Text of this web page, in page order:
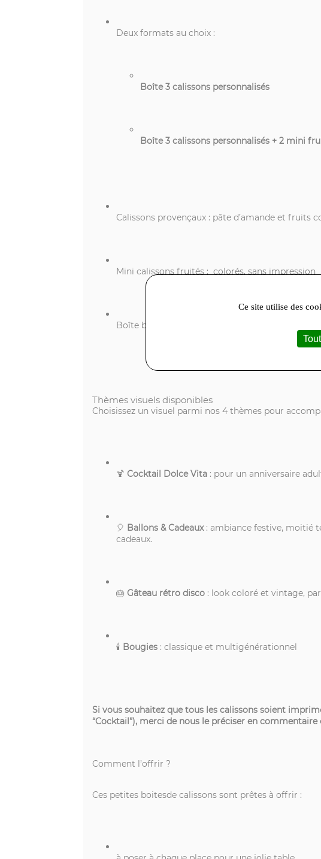
Deux formats au choix :
Boîte 3 calissons personnalisés
Boîte 3 calissons personnalisés + 2 mini
Calissons provençaux : pâte d’amande et fruits
Mini calissons fruités : colorés, sans impression
Boîte blanche recyclable logotée
Thèmes visuels disponibles
Choisissez un visuel parmi nos 4 thèmes pour
🍹Cocktail Dolce Vita : pour un anniversaire
🎈 Ballons & Cadeaux: ambiance festive, moitié
cadeaux.
🎂Gâteau rétro disco : look coloré et vintage,
🕯 Bougies : classique et multigénérationnel
Si vous souhaitez que tous les calissons soient
“Cocktail”), merci de nous le préciser en
Comment l’offrir ?
Ces petites boitesde calissons sont prêtes à offrir :
Ce site utilise des